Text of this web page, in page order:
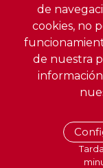
de
cookies, no
de nuestra